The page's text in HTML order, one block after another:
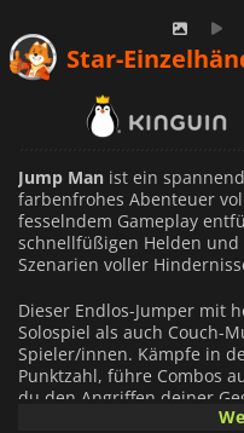
Star-
Jump Man ist ein
farbenfrohes Abenteuer
fesselndem Gameplay
schnellfüßigen Helden
Szenarien voller
Dieser Endlos-Jumper mit
Solospiel als auch Couch-
Spieler/innen. Kämpfe in
Punktzahl, führe Combos
du den Angriffen deiner
Galerie von charmanten